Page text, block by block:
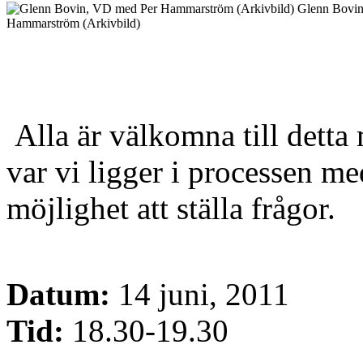
Glenn
Hammarström (Arkivbild)
Alla är välkomna till detta
var vi ligger i processen
möjlighet att ställa frågor.
Datum: 14 juni, 2011
Tid: 18.30-19.30